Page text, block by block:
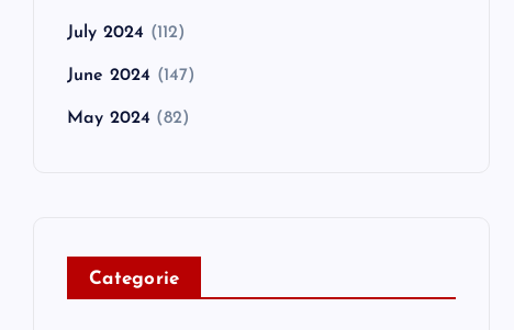
July 2024 (112)
June 2024 (147)
May 2024 (82)
Categorie